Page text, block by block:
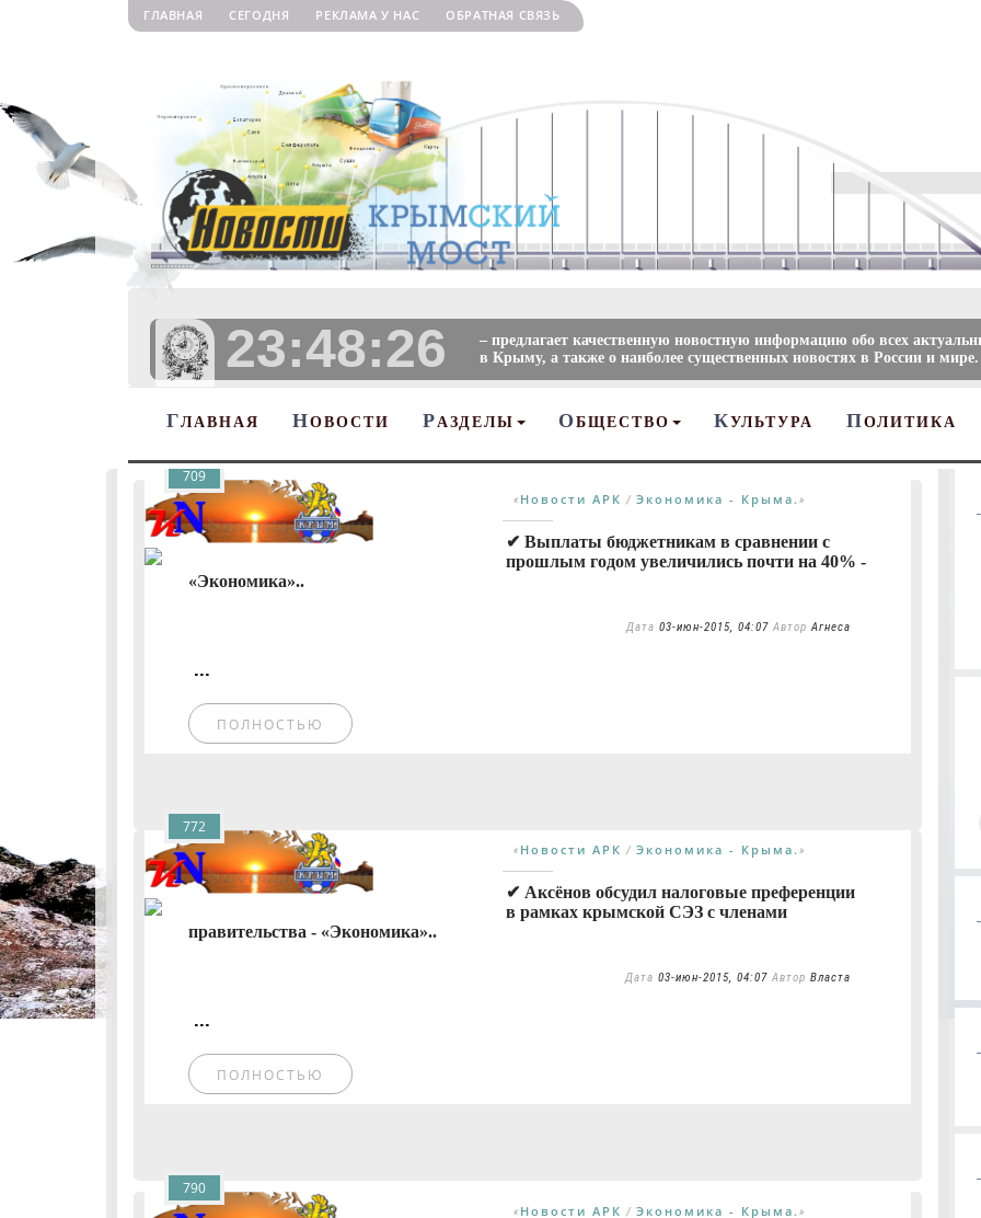
ГЛАВНАЯ СЕГОДНЯ РЕКЛАМА У НАС ОБРАТНАЯ СВЯЗЬ
23:48:27
– предлагает качественную новостную информацию обо всех
в Крыму, а также о наиболее существенных новостях в России и мире.
ГЛАВНАЯ НОВОСТИ Р АЗДЕЛЫ О БЩЕСТВО КУЛЬТУРА ПОЛИТИКА
« Новости АРК / Экономика - Крыма. »
✔ Выплаты бюджетникам в сравнении с
прошлым годом увеличились почти на 40% -
«Экономика»..
Дата 03-июн-2015, 04:07 АвторАгнеса
...
ПОЛНОСТЬЮ
709
« Новости АРК / Экономика - Крыма. »
✔ Аксёнов обсудил налоговые преференции
в рамках крымской СЭЗ с членами
правительства - «Экономика»..
Дата 03-июн-2015, 04:07 Автор Власта
...
ПОЛНОСТЬЮ
772
« Новости АРК / Экономика - Крыма. »
790